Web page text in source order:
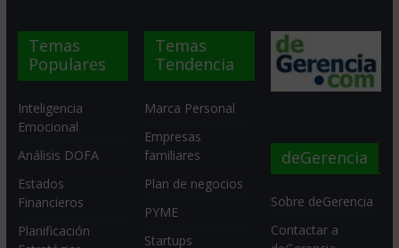
Temas
Populares
Inteligencia
Emocional
Análisis DOFA
Estados
Financieros
Planificación
Temas
Tendencia
Marca Personal
Empresas
familiares
Plan de negocios
PYME
Startups
deGerencia
Sobre deGerencia
Contactar a